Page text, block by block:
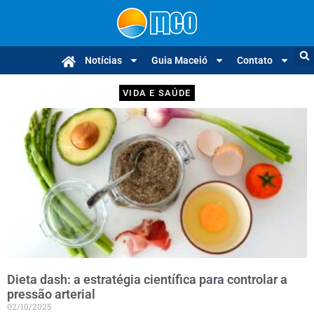
Notícias Guia Maceió Contato
VIDA E SAÚDE
Dieta dash: a estratégia científica para controlar a
pressão arterial
02/10/2025